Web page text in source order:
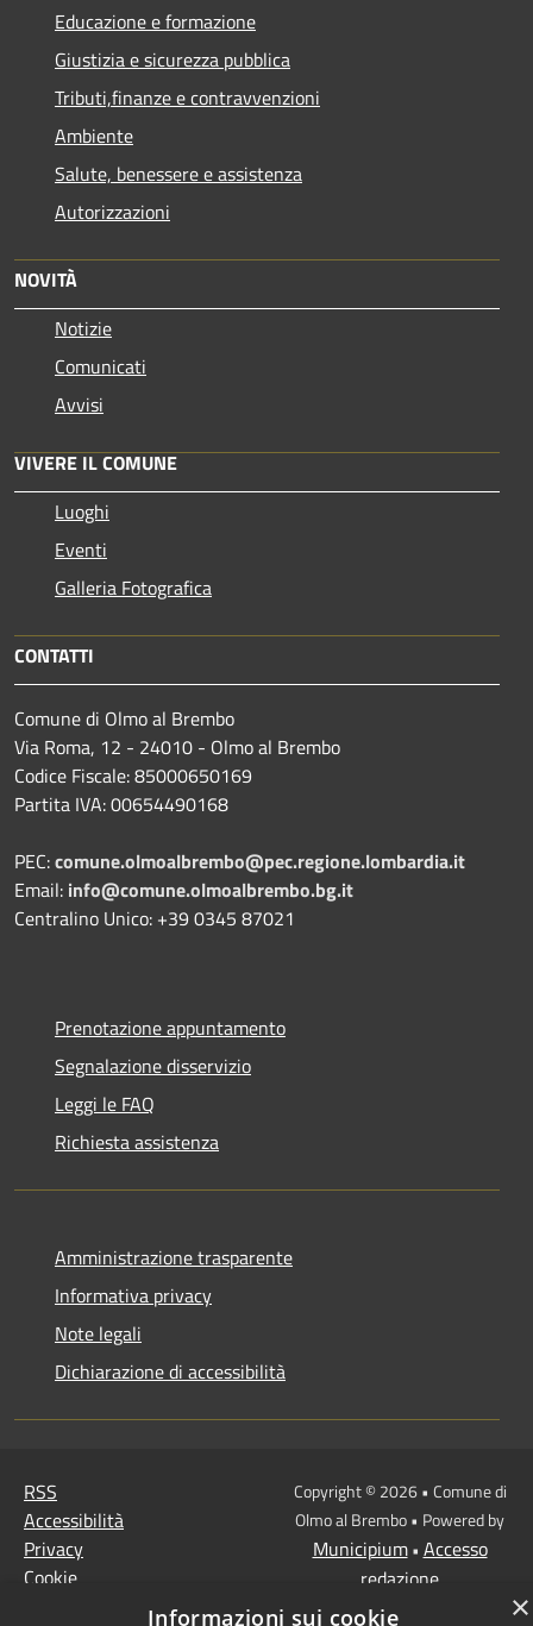
Educazione e formazione
Giustizia e sicurezza pubblica
Tributi,finanze e contravvenzioni
Ambiente
Salute, benessere e assistenza
Autorizzazioni
NOVITÀ
Notizie
Comunicati
Avvisi
VIVERE IL COMUNE
Luoghi
Eventi
Galleria Fotografica
CONTATTI
Comune di Olmo al Brembo
Via Roma, 12 - 24010 - Olmo al Brembo
Codice Fiscale: 85000650169
Partita IVA: 00654490168
PEC:comune.olmoalbrembo@pec.regione.lombardia.it
Email: info@comune.olmoalbrembo.bg.it
Centralino Unico: +39 0345 87021
Prenotazione appuntamento
Segnalazione disservizio
Leggi le FAQ
Richiesta assistenza
Amministrazione trasparente
Informativa privacy
Note legali
Dichiarazione di accessibilità
RSS
Accessibilità
Privacy
Cookie
Copyright © 2026 • Comune di
Olmo al Brembo • Powered by
Municipium• Accesso
redazione
×
Informazioni sui cookie